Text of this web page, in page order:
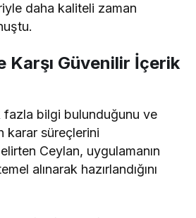
daha kaliteli zaman
Karşı Güvenilir İçerik
bilgi bulunduğunu ve
karar süreçlerini
Ceylan, uygulamanın
alınarak hazırlandığını